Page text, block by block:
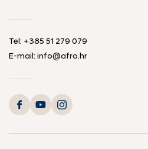
Tel: +385 51 279 079
E-mail: info@afro.hr